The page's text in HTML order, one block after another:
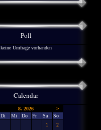
Poll
keine Umfrage vorhanden
Calendar
8. 2026
>
Di Mi Do Fr Sa
So
1
2